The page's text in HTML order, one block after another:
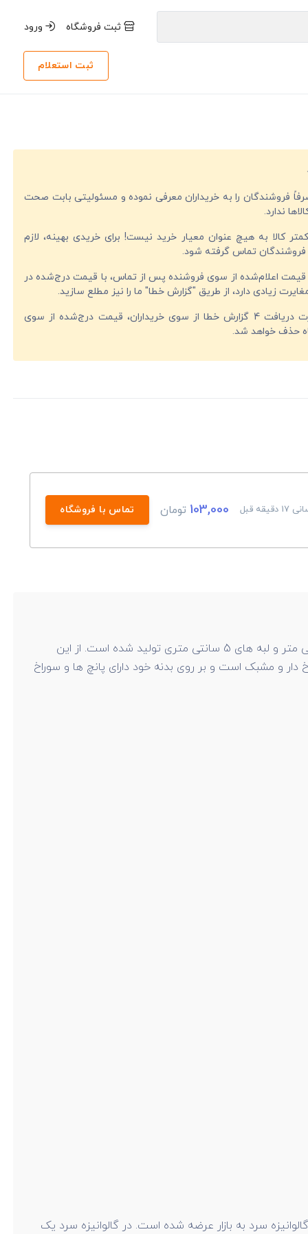
ثبت فروشگاه ورود
ثبت استعلام
صرفاً فروشندگان را به خریداران معرفی نموده و مسئولیتی بابت صحت
ندارد.
کالا به هیچ عنوان معیار خرید نیست! برای خریدی بهینه، لازم
تماس گرفته شود.
قیمت اعلام‌شده از سوی فروشنده پس از تماس، با قیمت درج‌شده در
زیادی دارد، از طریق "گزارش خطا" ما را نیز مطلع سازید.
در صورت دریافت 4 گزارش خطا از سوی خریداران، قیمت درج‌شده از سوی
حذف خواهد شد.
قبل 103,000 تومان تماس با فروشگاه
یک سازه فلزی است که در عرض 10 سانتی متر، ضخامت ورق 1 میلی متر و لبه های 5 سانتی متری تولید شده است. از این
و مشبک است و بر روی بدنه خود دارای پانچ ها و سوراخ
سرد به بازار عرضه شده است. در گالوانیزه سرد یک